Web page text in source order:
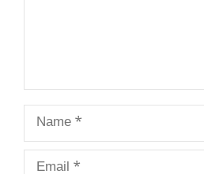
Name
Email